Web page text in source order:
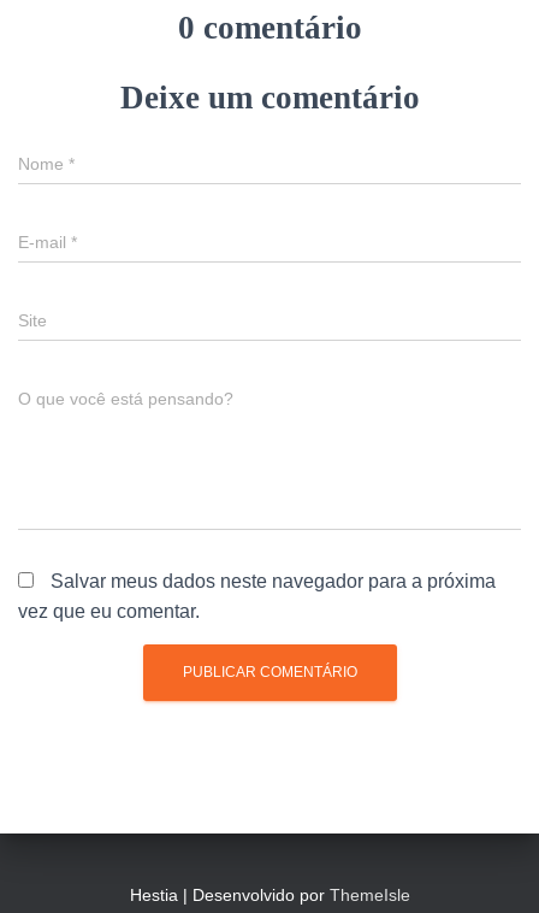
0 comentário
Deixe um comentário
Nome *
E-mail *
Site
O que você está pensando?
Salvar meus dados neste navegador para a próxima
vez que eu comentar.
Hestia | Desenvolvido por ThemeIsle